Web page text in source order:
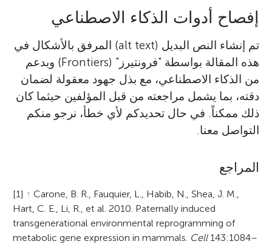
إفصاح أدوات الذكاء الاصطناعي
تم إنشاء النص البديل (alt text) المرفق بالأشكال في
هذه المقالة بواسطة "فرونتيرز" (Frontiers) وبدعم
من الذكاء الاصطناعي، مع بذل جهود معقولة لضمان
دقته، بما يشمل مراجعته من قبل المؤلفين حيثما كان
ذلك ممكناً. في حال تحديدكم لأي خطأ، نرجو منكم
التواصل معنا.
المراجع
[1] ↑ Carone, B. R., Fauquier, L., Habib, N., Shea, J. M.,
Hart, C. E., Li, R., et al. 2010. Paternally induced
transgenerational environmental reprogramming of
metabolic gene expression in mammals. Cell 143:1084–